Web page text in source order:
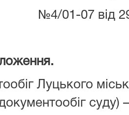
№4/01-07 від
Луцького
документообіг